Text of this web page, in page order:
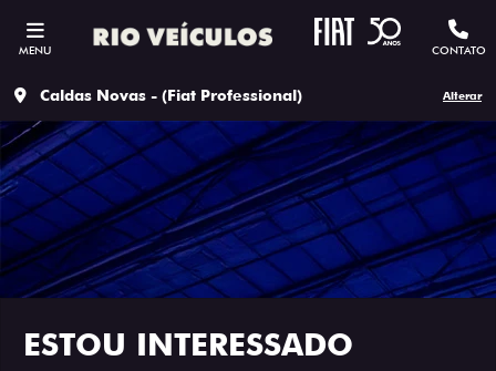
MENU CONTATO
Caldas Novas - (Fiat Professional) Alterar
ESTOU INTERESSADO